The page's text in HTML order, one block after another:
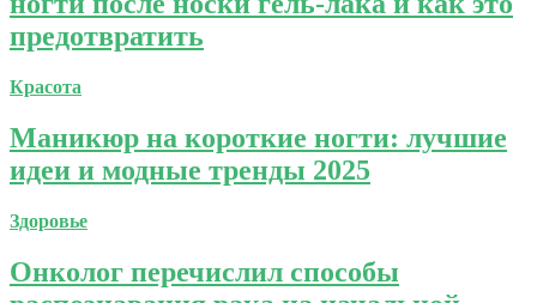
предотвратить
Красота
Маникюр на короткие ногти: лучшие
идеи и модные тренды 2025
Здоровье
Онколог перечислил способы